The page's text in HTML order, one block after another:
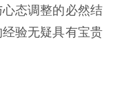
态调整的必然结
验无疑具有宝贵